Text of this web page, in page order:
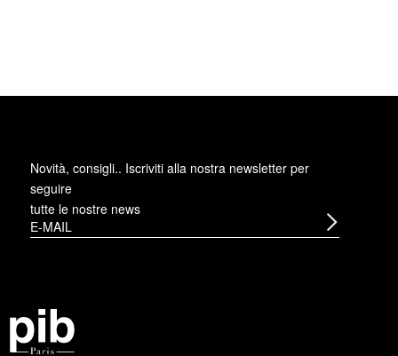
Novità, consigli.. Iscriviti alla nostra newsletter per
seguire
tutte le nostre news